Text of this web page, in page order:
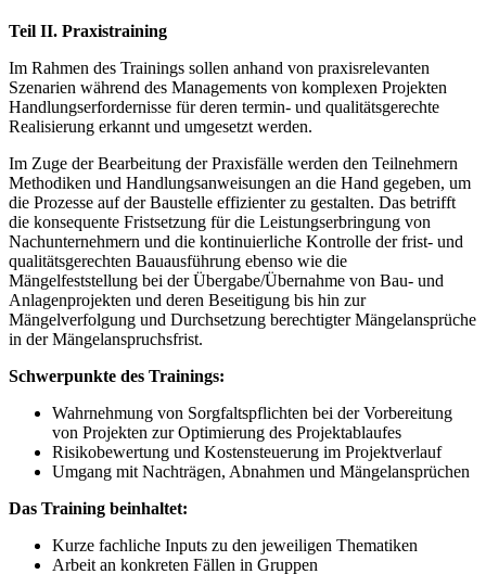
Teil II. Praxistraining
Im Rahmen des Trainings sollen anhand von praxisrelevanten
Szenarien während des Managements von komplexen Projekten
Handlungserfordernisse für deren termin- und qualitätsgerechte
Realisierung erkannt und umgesetzt werden.
Im Zuge der Bearbeitung der Praxisfälle werden den Teilnehmern
Methodiken und Handlungs­anwei­sungen an die Hand gegeben, um
die Prozesse auf der Baustelle effizienter zu gestalten. Das betrifft
die konsequente Fristsetzung für die Leistungserbringung von
Nachunternehmern und die kontinuierliche Kontrolle der frist- und
qualitätsgerechten Bauausführung ebenso wie die
Mängelfeststellung bei der Übergabe/Übernahme von Bau- und
Anlagenprojekten und deren Beseitigung bis hin zur
Mängelverfolgung und Durchsetzung berechtigter Mängelansprüche
in der Mängelanspruchsfrist.
Schwerpunkte des Trainings:
Wahrnehmung von Sorgfaltspflichten bei der Vorbereitung
von Projekten zur Optimierung des Projektablaufes
Risikobewertung und Kostensteuerung im Projektverlauf
Umgang mit Nachträgen, Abnahmen und Mängelansprüchen
Das Training beinhaltet:
Kurze fachliche Inputs zu den jeweiligen Thematiken
Arbeit an konkreten Fällen in Gruppen